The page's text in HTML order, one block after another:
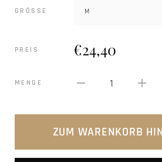
GRÖSSE
PREIS €24,40
MENGE 1
ZUM WARENKORB